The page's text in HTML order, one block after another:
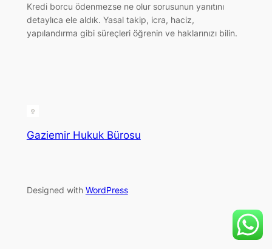
Kredi borcu ödenmezse ne olur sorusunun yanıtını
detaylıca ele aldık. Yasal takip, icra, haciz,
yapılandırma gibi süreçleri öğrenin ve haklarınızı bilin.
Gaziemir Hukuk Bürosu
Designed with WordPress